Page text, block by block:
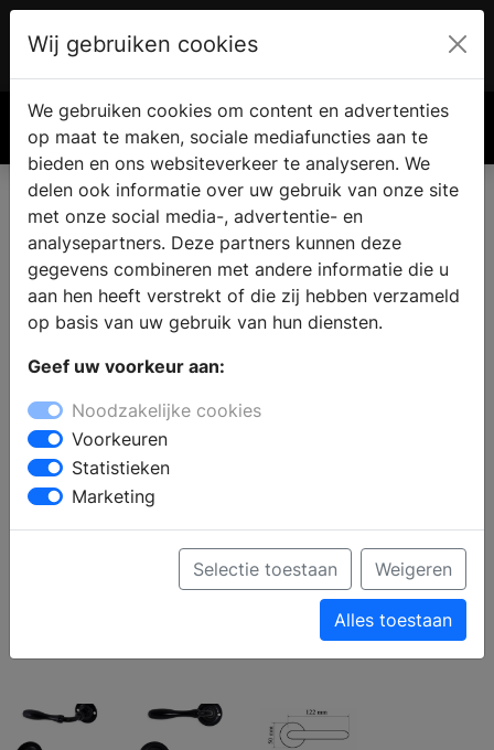
€ 0.00
Wij gebruiken cookies
We gebruiken cookies om content en advertenties
op maat te maken, sociale mediafuncties aan te
bieden en ons websiteverkeer te analyseren. We
delen ook informatie over uw gebruik van onze site
met onze social media-, advertentie- en
analysepartners. Deze partners kunnen deze
gegevens combineren met andere informatie die u
aan hen heeft verstrekt of die zij hebben verzameld
op basis van uw gebruik van hun diensten.
Geef uw voorkeur aan:
Noodzakelijke cookies
Voorkeuren
Statistieken
Marketing
Selectie toestaan Weigeren
Alles toestaan